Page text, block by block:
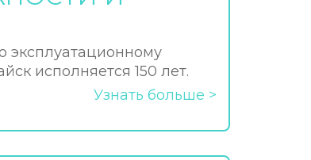
эксплуатационному
исполняется 150 лет.
Узнать больше